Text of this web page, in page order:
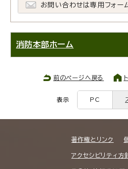
お問い合わせは専用フォー
消防本部ホーム
前のページへ戻る
表示 PC
著作権とリンク
アクセシビリティ方